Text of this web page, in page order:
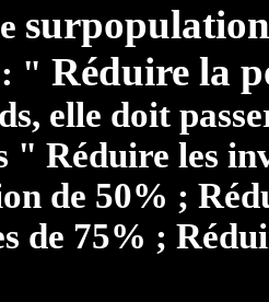
: " Réduire la
elle doit
" Réduire les
de 50% ;
de 75% ;